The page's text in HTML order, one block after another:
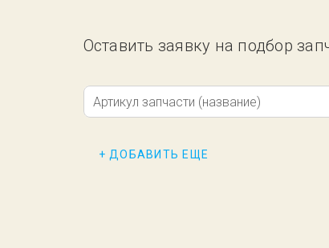
Оставить заявку на подбор
Артикул запчасти (название)
+ ДОБАВИТЬ ЕЩЕ